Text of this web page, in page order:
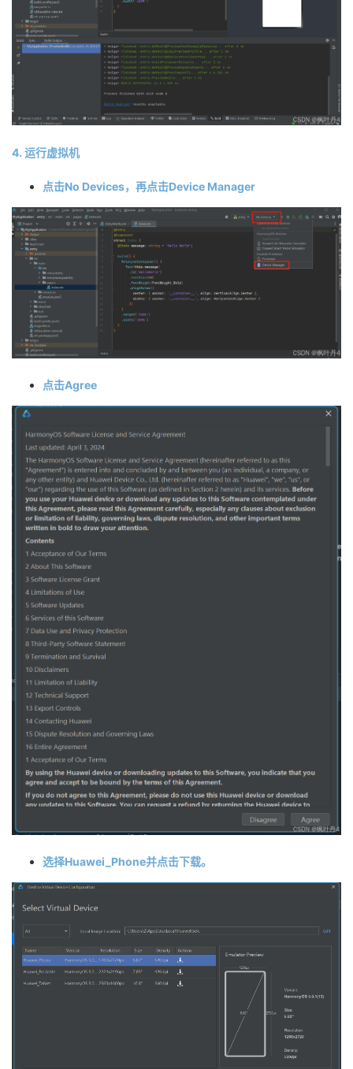
4. 运行虚拟机
点击No Devices，再点击Device Manager
点击Agree
选择Huawei_Phone并点击下载。